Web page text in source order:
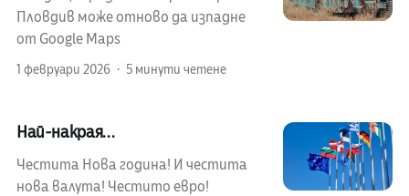
Пловдив може отново да изпадне
от Google Maps
1 февруари 2026 5 минути четене
Най-накрая...
Честита Нова година! И честита
нова валута! Честито евро!